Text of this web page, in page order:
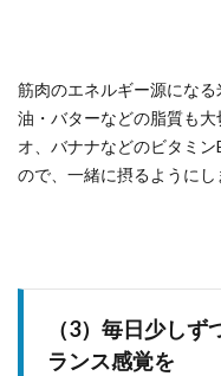
筋肉のエネルギー源になる
油・バターなどの脂質も
オ、バナナなどのビタミ
ので、一緒に摂るようにし
（3）毎日少し
ランス感覚を